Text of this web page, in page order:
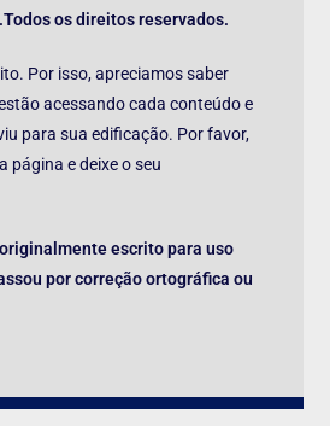
os direitos reservados.
Por isso, apreciamos saber
acessando cada conteúdo e
para sua edificação. Por favor,
página e deixe o seu
escrito para uso
por correção ortográfica ou